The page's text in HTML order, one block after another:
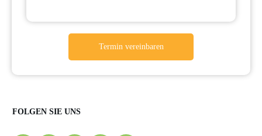
Termin vereinbaren
FOLGEN SIE UNS